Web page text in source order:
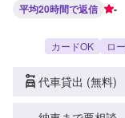
平均20時間で返信 -
カードOK ロ
代車貸出 (無料)